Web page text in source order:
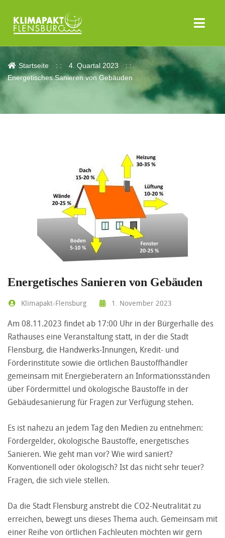
Aktuelles
Startseite
4. Quartal 2023
Energetisches Sanieren von Gebäuden
Energetisches Sanieren von Gebäuden
Klimapakt-Flensburg 1. November 2023
Am 08.11.2023 findet ab 17:00 Uhr in der Bürgerhalle des
Rathauses eine Veranstaltung statt, in der die Stadt
Flensburg, die Handwerks-Innungen, Kredit- und
Förderinstitute sowie die örtlichen Baustoffhändler
gemeinsam mit Energieberatern an Informationsständen
über Fördermittel und ökologische Baustoffe in der
Gebäudesanierung für Fragen zur Verfügung stehen.
Es ist nahezu an jedem Tag den Medien zu entnehmen:
Fördergelder, ökologische Baustoffe, energetisches
Sanieren. Wie geht man vor? Wie wird saniert?
Konventionell oder ökologisch? Ist das nicht sehr teuer?
Fragen, die sich viele stellen.
Da die Stadt Flensburg anstrebt die CO2-Neutralität zu
erreichen, bewegt uns dieses Thema auch. Gemeinsam mit
einer Reihe von örtlichen Fachleuten möchten wir gern